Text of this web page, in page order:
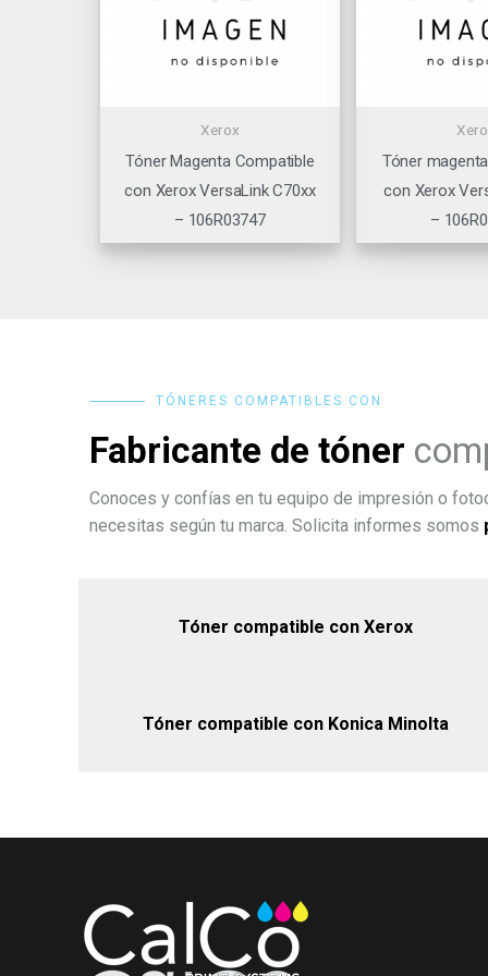
Xerox
Tóner Magenta Compatible
con Xerox VersaLink C70xx
– 106R03747
Tóner
con Xerox
–
TÓNERES COMPATIBLES CON
Fabricante de tóner
Conoces y confías en tu equipo de impresión o
necesitas según tu marca. Solicita informes somos
Tóner compatible con Xerox
Tóner compatible con Konica Minolta